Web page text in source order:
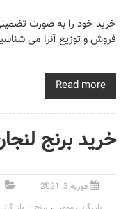
خرید خود را به صورت
فروش و توزیع آنرا می
Read more
خرید برنج
فوریه 3, 2021